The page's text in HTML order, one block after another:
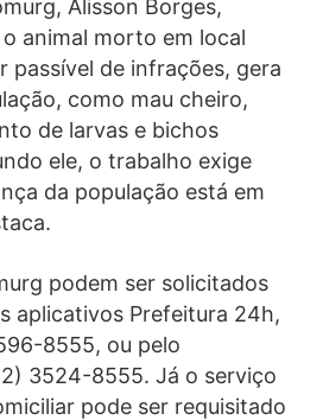
Alisson Borges,
animal morto em local
passível de infrações, gera
como mau cheiro,
de larvas e bichos
ele, o trabalho exige
da população está em
podem ser solicitados
aplicativos Prefeitura 24h,
8555, ou pelo
3524-8555. Já o serviço
pode ser requisitado